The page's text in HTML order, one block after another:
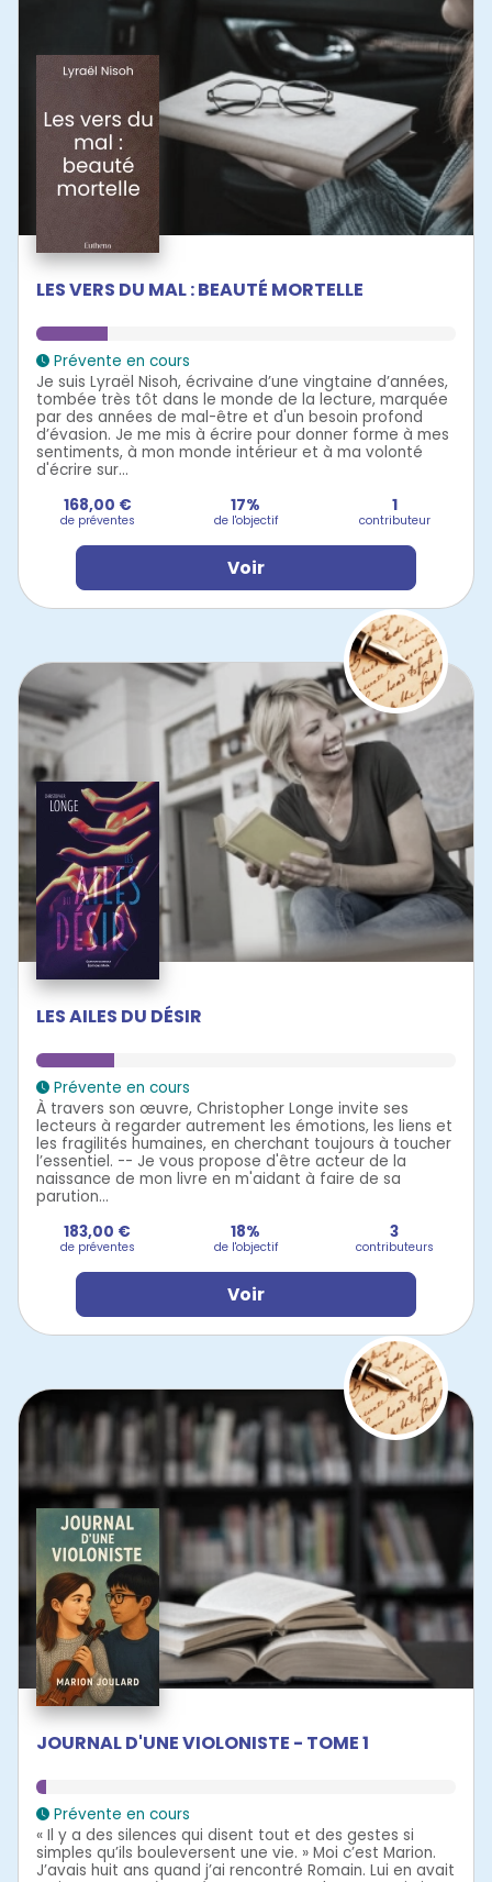
LES VERS DU MAL : BEAUTÉ MORTELLE
Prévente en cours
Je suis Lyraël Nisoh, écrivaine d’une vingtaine d’années,
tombée très tôt dans le monde de la lecture, marquée
par des années de mal-être et d'un besoin profond
d’évasion. Je me mis à écrire pour donner forme à mes
sentiments, à mon monde intérieur et à ma volonté
d'écrire sur...
168,00 €
de préventes
17%
de l'objectif
1
contributeur
Voir
LES AILES DU DÉSIR
Prévente en cours
À travers son œuvre, Christopher Longe invite ses
lecteurs à regarder autrement les émotions, les liens et
les fragilités humaines, en cherchant toujours à toucher
l’essentiel. -- Je vous propose d'être acteur de la
naissance de mon livre en m'aidant à faire de sa
parution...
183,00 €
de préventes
18%
de l'objectif
3
contributeurs
Voir
JOURNAL D'UNE VIOLONISTE - TOME 1
Prévente en cours
« Il y a des silences qui disent tout et des gestes si
simples qu’ils bouleversent une vie. » Moi c’est Marion.
J’avais huit ans quand j’ai rencontré Romain. Lui en avait